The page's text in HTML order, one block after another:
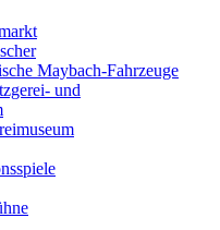
Maybach-Fahrzeuge
und